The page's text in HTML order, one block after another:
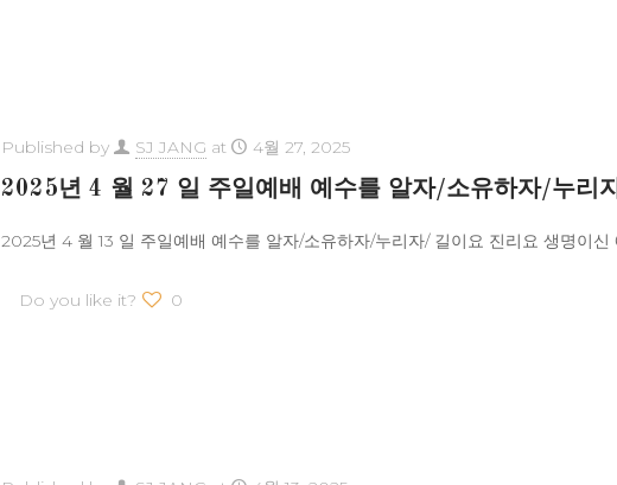
Published by SJ JANG at 4월 27, 2025
2025년 4 월 27 일 주일예배 예수를 알자/소유하자/누리
2025년 4 월 13 일 주일예배 예수를 알자/소유하자/누리자/ 길이요 진리요 생명이신
Do you like it? 0